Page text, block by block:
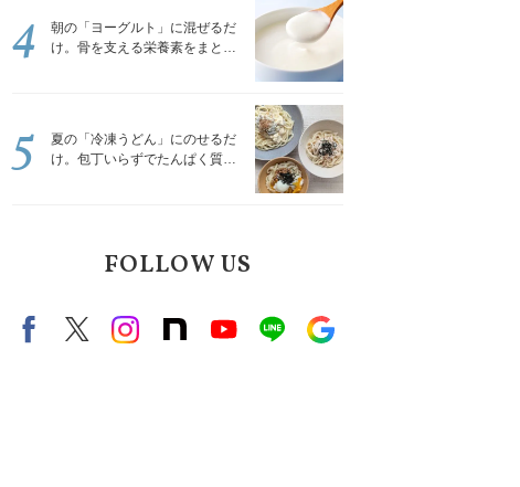
朝の「ヨーグルト」に混ぜるだ
け。骨を支える栄養素をまとめ
4
夏の「冷凍うどん」にのせるだ
け。包丁いらずでたんぱく質を
5
FOLLOW US
FacebookX（旧twitter）
instagram
note Youtubeline